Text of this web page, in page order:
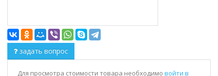
задать вопрос
Для просмотра стоимости товара необходимо войти в